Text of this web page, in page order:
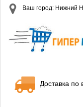
Ваш город: Нижний
Доставка по